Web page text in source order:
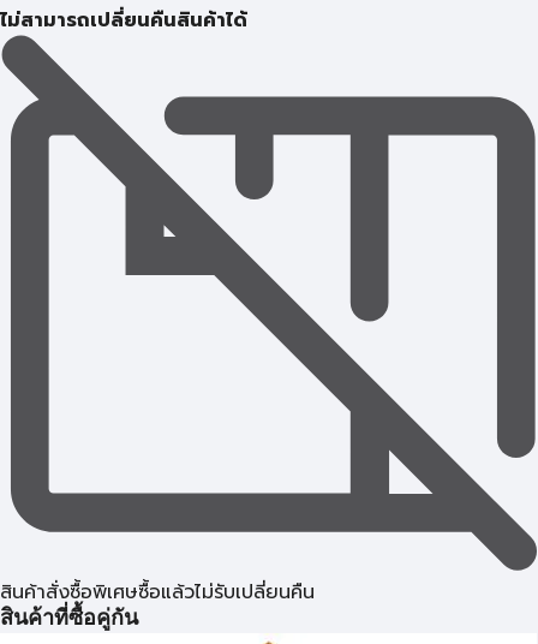
ไม่สามารถเปลี่ยนคืนสินค้าได้
สินค้าสั่งซื้อพิเศษซื้อแล้วไม่รับเปลี่ยนคืน
สินค้าที่ซื้อคู่กัน